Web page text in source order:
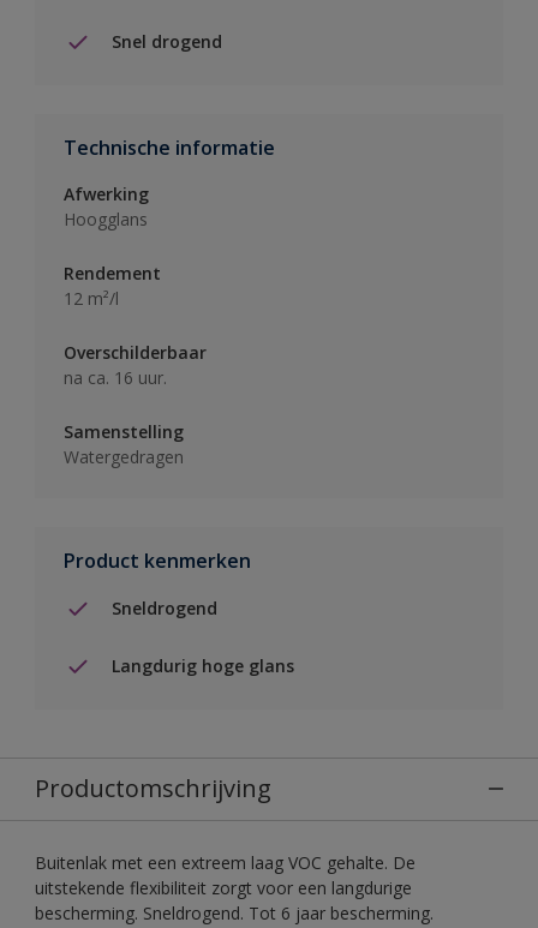
Snel drogend
Technische informatie
Afwerking
Hoogglans
Rendement
12 m²/l
Overschilderbaar
na ca. 16 uur.
Samenstelling
Watergedragen
Product kenmerken
Sneldrogend
Langdurig hoge glans
Productomschrijving
Buitenlak met een extreem laag VOC gehalte. De
uitstekende flexibiliteit zorgt voor een langdurige
bescherming. Sneldrogend. Tot 6 jaar bescherming.